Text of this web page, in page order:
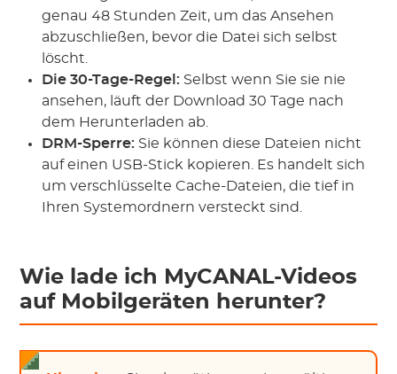
genau 48 Stunden Zeit, um das Ansehen
abzuschließen, bevor die Datei sich selbst
löscht.
Die 30-Tage-Regel: Selbst wenn Sie sie nie
ansehen, läuft der Download 30 Tage nach
dem Herunterladen ab.
DRM-Sperre: Sie können diese Dateien nicht
auf einen USB-Stick kopieren. Es handelt sich
um verschlüsselte Cache-Dateien, die tief in
Ihren Systemordnern versteckt sind.
Wie lade ich MyCANAL-Videos
auf Mobilgeräten herunter?